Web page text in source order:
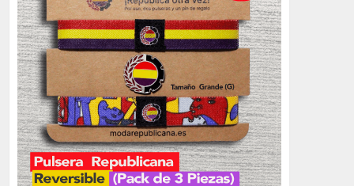
Actualidad
(2319)
monarquía
(2253)
borbones
(2176)
Cultura
(2163)
Guerra
(1674)
genocidio
(1234)